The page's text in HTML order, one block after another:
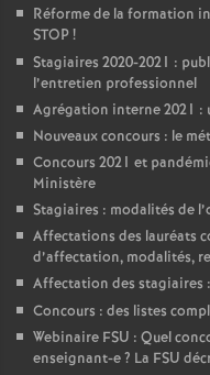
Réforme de la formation
STOP!
Stagiaires 2020-2021 :
l’entretien professionnel
Agrégation interne 2021 :
Nouveaux concours : le
Concours 2021 et
Ministère
Stagiaires : modalités de
Affectations des lauréats
d’affectation, modalités,
Affectation des stagiaires
Concours : des listes
Webinaire FSU : Quel
enseignant-e? La FSU